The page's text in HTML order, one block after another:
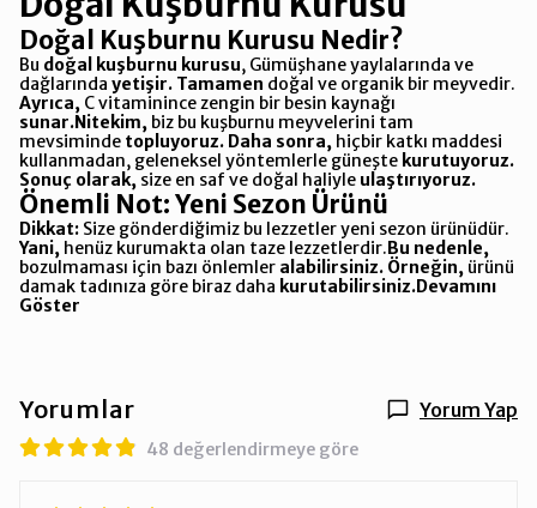
Doğal Kuşburnu Kurusu Nedir?
Bu doğal kuşburnu kurusu, Gümüşhane yaylalarında ve
dağlarında yetişir. Tamamen doğal ve organik bir meyvedir.
Ayrıca, C vitaminince zengin bir besin kaynağı
sunar.Nitekim, biz bu kuşburnu meyvelerini tam
mevsiminde topluyoruz. Daha sonra, hiçbir katkı maddesi
kullanmadan, geleneksel yöntemlerle güneşte kurutuyoruz.
Sonuç olarak, size en saf ve doğal haliyle ulaştırıyoruz.
Önemli Not: Yeni Sezon Ürünü
Dikkat: Size gönderdiğimiz bu lezzetler yeni sezon ürünüdür.
Yani, henüz kurumakta olan taze lezzetlerdir.Bu nedenle,
bozulmaması için bazı önlemler alabilirsiniz. Örneğin, ürünü
damak tadınıza göre biraz daha kurutabilirsiniz.Devamını
Göster
Yorumlar Yorum Yap
48 değerlendirmeye göre